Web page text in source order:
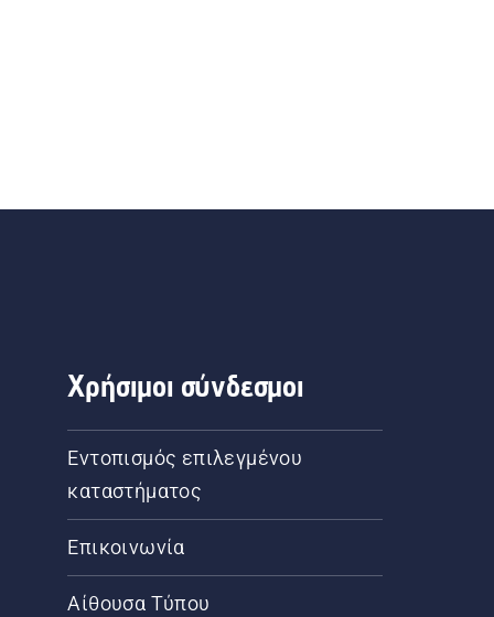
Χρήσιμοι σύνδεσμοι
Εντοπισμός επιλεγμένου
καταστήματος
Επικοινωνία
Αίθουσα Τύπου